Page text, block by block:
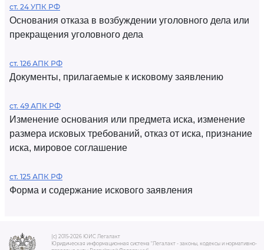
ст. 24 УПК РФ
Основания отказа в возбуждении уголовного дела или
прекращения уголовного дела
ст. 126 АПК РФ
Документы, прилагаемые к исковому заявлению
ст. 49 АПК РФ
Изменение основания или предмета иска, изменение
размера исковых требований, отказ от иска, признание
иска, мировое соглашение
ст. 125 АПК РФ
Форма и содержание искового заявления
(c) 2015-2026 ЮИС Легалакт
Юридическая информационная система "Легалакт - законы, кодексы и нормативно-